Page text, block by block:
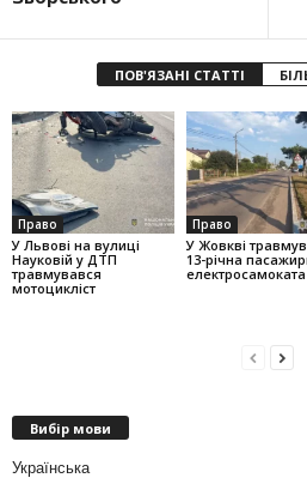
ПОВ'ЯЗАНІ СТАТТІ
Право
У Львові на вулиці
Науковій у ДТП
травмувався
мотоцикліст
Право
У Жовкві
13-річна
електросамоката
Вибір мови
Українська